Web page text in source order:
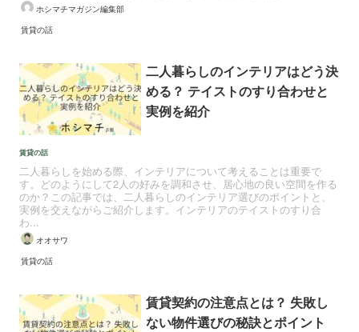
ホシマチマガジン編集部
賃貸の話
賃貸の話
二人暮らしのインテリアはどう決
める？ テイストのすり合わせと
実例を紹介
二人暮らしを始める際、インテリアについて考えることは重要で
す。どのようにして2人の好みを調和させ、居心地の良い空間を作る
のか？この記事では、二人暮らしのインテリア選びのポイントと、
実例を交えながらご紹介します。インテリアのテイストのすり合
わ...
オオサワ
賃貸の話
賃貸契約の注意点とは？ 失敗し
ない物件選びの秘訣とポイント